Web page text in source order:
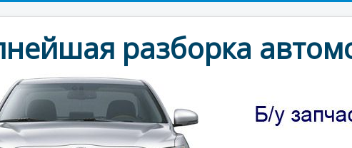
разборка